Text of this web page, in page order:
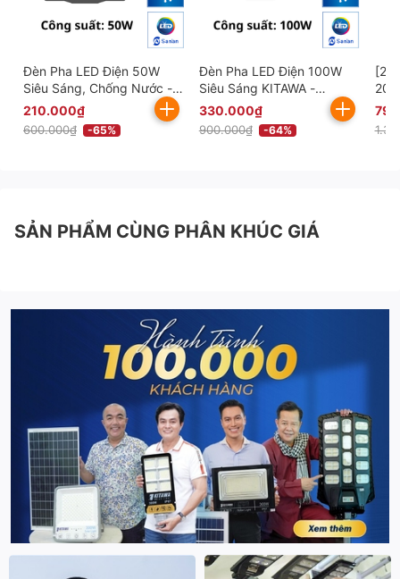
Đèn Pha LED Điện 50W
Siêu Sáng, Chống Nước -
AC.DP09.50
210.000₫
600.000₫ -65%
Đèn Pha LED Điện 100W
Siêu Sáng KITAWA -
AC.DP09.100
330.000₫
900.000₫ -64%
SẢN PHẨM CÙNG PHÂN KHÚC GIÁ